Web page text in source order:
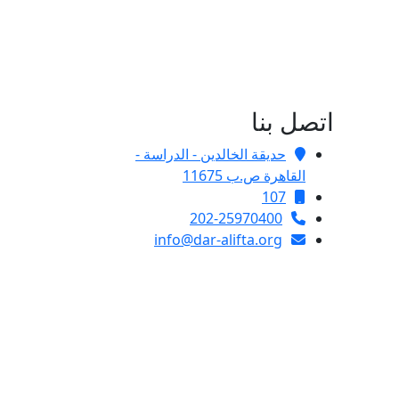
اتصل بنا
حديقة الخالدين - الدراسة -
القاهرة ص.ب 11675
107
202-25970400
info@dar-alifta.org